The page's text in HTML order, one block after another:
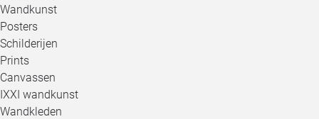
Wandkunst
Posters
Schilderijen
Prints
Canvassen
IXXI wandkunst
Wandkleden